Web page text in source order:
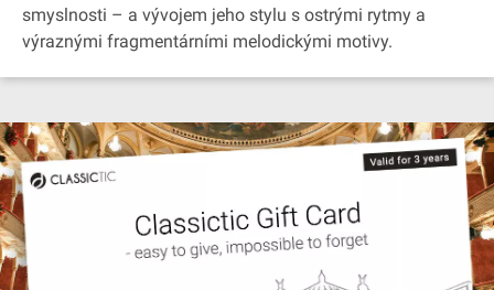
smyslnosti – a vývojem jeho stylu s ostrými rytmy a
výraznými fragmentárními melodickými motivy.